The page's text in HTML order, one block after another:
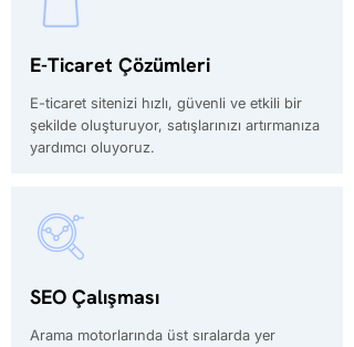
E-Ticaret Çözümleri
E-ticaret sitenizi hızlı, güvenli ve etkili bir
şekilde oluşturuyor, satışlarınızı artırmanıza
yardımcı oluyoruz.
SEO Çalışması
Arama motorlarında üst sıralarda yer